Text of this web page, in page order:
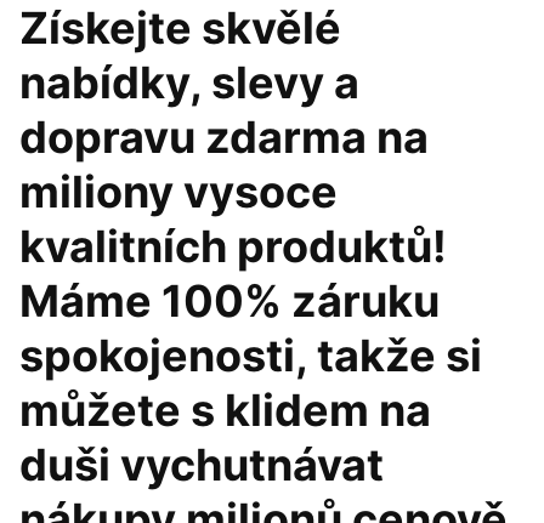
‎Získejte skvělé
nabídky, slevy a
dopravu zdarma na
miliony vysoce
kvalitních produktů!
Máme 100% záruku
spokojenosti, takže si
můžete s klidem na
duši vychutnávat